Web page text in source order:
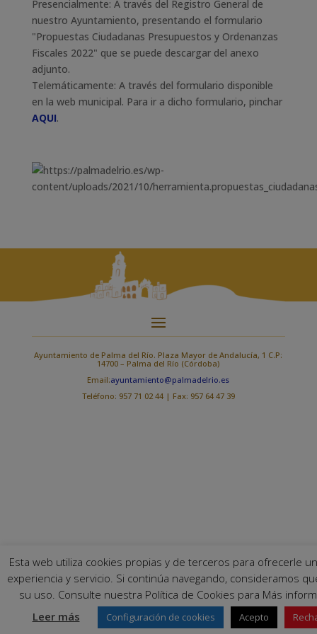
Presencialmente: A través del Registro General de
nuestro Ayuntamiento, presentando el formulario
"Propuestas Ciudadanas Presupuestos y Ordenanzas
Fiscales 2022" que se puede descargar del anexo
adjunto.
Telemáticamente: A través del formulario disponible
en la web municipal. Para ir a dicho formulario, pinchar
AQUI.
Ayuntamiento de Palma del Río. Plaza Mayor de Andalucía, 1 C.P:
14700 – Palma del Río (Córdoba)
Email:ayuntamiento@palmadelrio.es
Teléfono: 957 71 02 44 | Fax: 957 64 47 39
Esta web utiliza cookies propias y de terceros para ofrecerle
experiencia y servicio. Si continúa navegando, consideramos
su uso. Consulte nuestra Política de Cookies para Más
Leer más
Configuración de cookies Acepto